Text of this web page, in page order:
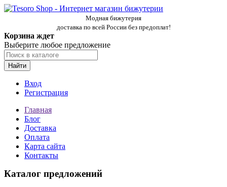
Модная бижутерия
доставка по всей России без предоплат!
Корзина ждет
Выберите любое предложение
Найти
Вход
Регистрация
Главная
Блог
Доставка
Оплата
Карта сайта
Контакты
Каталог предложений